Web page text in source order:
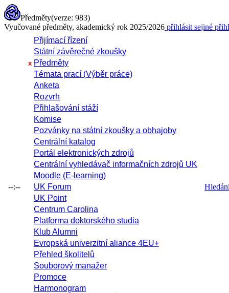
Předměty(verze: 983)
Vyučované předměty, akademický rok 2025/2026 přihlásit sejiné
--:--
Přijímací řízení
Státní závěrečné zkoušky
x Předměty
Témata prací (Výběr práce)
Anketa
Rozvrh
Přihlašování stáží
Komise
Pozvánky na státní zkoušky a obhajoby
Centrální katalog
Portál elektronických zdrojů
Centrální vyhledávač informačních zdrojů UK
Moodle (E-learning)
UK Forum
UK Point
Centrum Carolina
Platforma doktorského studia
Klub Alumni
Evropská univerzitní aliance 4EU+
Přehled školitelů
Souborový manažer
Promoce
Harmonogram